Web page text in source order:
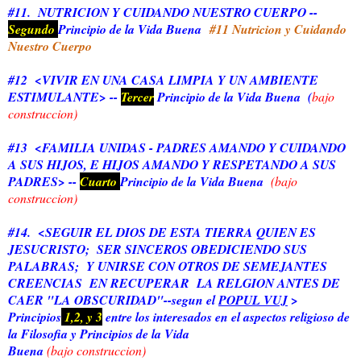
#11.NUTRICION Y CUIDANDO NUESTRO CUERPO --
SegundoPrincipio de la Vida Buena #11 Nutricion y Cuidando
Nuestro Cuerpo
#12 <VIVIR EN UNA CASA LIMPIA Y UN AMBIENTE
ESTIMULANTE> -- TercerPrincipio de la Vida Buena (bajo
construccion)
#13 <FAMILIA UNIDAS - PADRES AMANDO Y CUIDANDO
A SUS HIJOS, E HIJOS AMANDO Y RESPETANDO A SUS
PADRES> --CuartoPrincipio de la Vida Buena (bajo
construccion)
#14. <SEGUIR EL DIOS DE ESTA TIERRA QUIEN ES
JESUCRISTO; SER SINCEROS OBEDICIENDO SUS
PALABRAS; Y UNIRSE CON OTROS DE SEMEJANTES
CREENCIAS EN RECUPERAR LA RELGION ANTES DE
CAER "LA OBSCURIDAD"--segun elPOPUL VUJ>
Principios1,2, y 3 entre los interesados en el aspectos religioso de
la Filosofia y Principios de la Vida
Buena (bajo construccion)